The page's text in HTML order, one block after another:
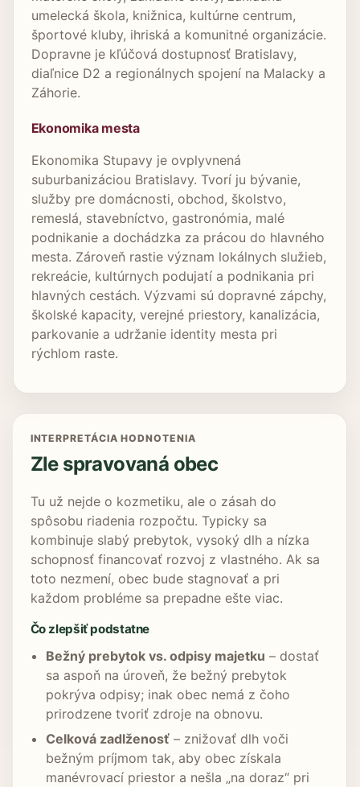
umelecká škola, knižnica, kultúrne centrum,
športové kluby, ihriská a komunitné organizácie.
Dopravne je kľúčová dostupnosť Bratislavy,
diaľnice D2 a regionálnych spojení na Malacky a
Záhorie.
Ekonomika mesta
Ekonomika Stupavy je ovplyvnená
suburbanizáciou Bratislavy. Tvorí ju bývanie,
služby pre domácnosti, obchod, školstvo,
remeslá, stavebníctvo, gastronómia, malé
podnikanie a dochádzka za prácou do hlavného
mesta. Zároveň rastie význam lokálnych služieb,
rekreácie, kultúrnych podujatí a podnikania pri
hlavných cestách. Výzvami sú dopravné zápchy,
školské kapacity, verejné priestory, kanalizácia,
parkovanie a udržanie identity mesta pri
rýchlom raste.
INTERPRETÁCIA HODNOTENIA
Zle spravovaná obec
Tu už nejde o kozmetiku, ale o zásah do
spôsobu riadenia rozpočtu. Typicky sa
kombinuje slabý prebytok, vysoký dlh a nízka
schopnosť financovať rozvoj z vlastného. Ak sa
toto nezmení, obec bude stagnovať a pri
každom probléme sa prepadne ešte viac.
Čo zlepšiť podstatne
Bežný prebytok vs. odpisy majetku – dostať
sa aspoň na úroveň, že bežný prebytok
pokrýva odpisy; inak obec nemá z čoho
prirodzene tvoriť zdroje na obnovu.
Celková zadlženosť– znižovať dlh voči
bežným príjmom tak, aby obec získala
manévrovací priestor a nešla „na doraz“ pri